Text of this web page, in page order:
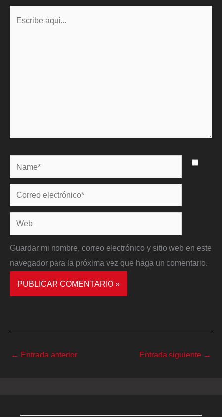
Name*
Correo
electrónico*
Web
Guardar mi nombre, correo electrónico y sitio web en este
navegador para la próxima vez que haga un comentario.
← Entrada anterior Entrada siguiente →